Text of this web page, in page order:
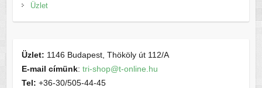
Üzlet
Üzlet: 1146 Budapest, Thököly út 112/A
E-mail címünk: tri-shop@t-online.hu
Tel: +36-30/505-44-45